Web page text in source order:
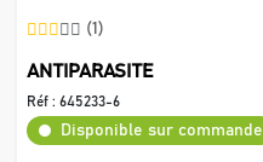
(1)
ANTIPARASITE
Réf : 645233-6
Disponible sur commande